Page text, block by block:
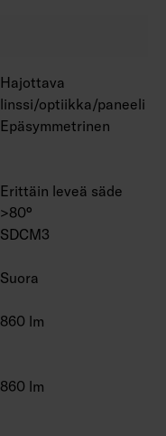
Hajottava
linssi/optiikka/paneeli
Epäsymmetrinen
Erittäin leveä säde
>80°
SDCM3
Suora
860 lm
860 lm